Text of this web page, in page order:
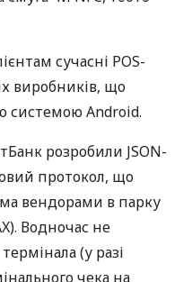
сучасні POS-
виробників, що
системою Android.
розробили JSON-
протокол, що
вендорами в парку
Водночас не
(у разі
чека на